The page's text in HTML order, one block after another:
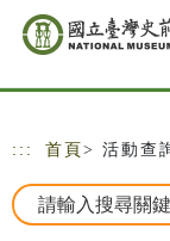
跳到主要內容
網站導覽
::: 首頁 > 活動查